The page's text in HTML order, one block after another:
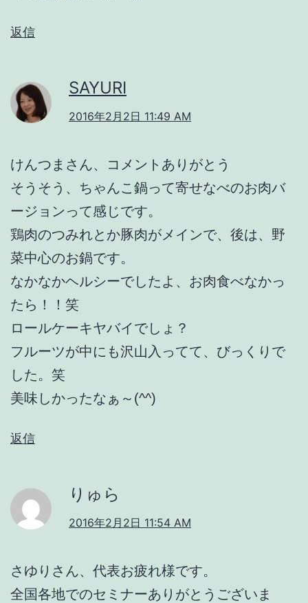
返信
SAYURI
2016年2月2日 11:49 AM
けんつまさん、コメントありがとう
そうそう、ちゃんこ鍋って寄せなべのお肉バ
ージョンって感じです。
鶏肉のつみれとか豚肉がメインで、後は、野
菜中心のお鍋です。
なかなかヘルシーでしたよ、お肉食べなかっ
たら！！笑
ロールケーキヤバイでしょ？
フルーツが中にも沢山入ってて、びっくりで
した。笑
美味しかったなぁ～(^^)
返信
りゅら
2016年2月2日 11:54 AM
さゆりさん、代表お疲れ様です。
全国各地でのセミナーありがとうございま